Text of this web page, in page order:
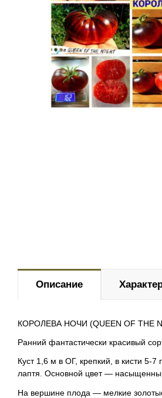
Описание
КОРОЛЕВА НОЧИ (QUEEN OF THE
Ранний фантастически красивый
Куст 1,6 м в ОГ, крепкий, в кисти
лаптя. Основной цвет —
На вершине плода — мелкие